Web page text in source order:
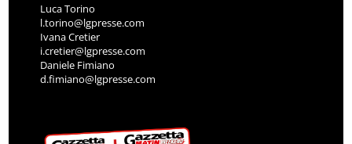
Luca Torino
l.torino@lgpresse.com
Ivana Cretier
i.cretier@lgpresse.com
Daniele Fimiano
d.fimiano@lgpresse.com